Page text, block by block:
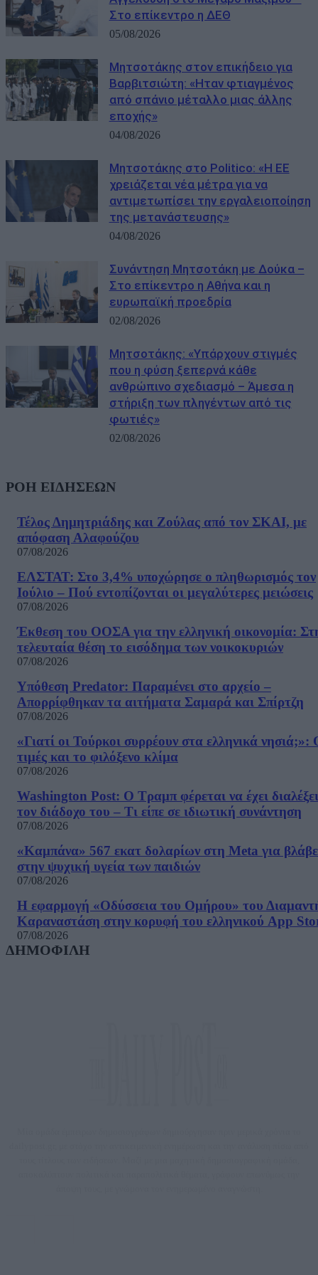
Στο επίκεντρο η ΔΕΘ
05/08/2026
Μητσοτάκης στον επικήδειο για
Βαρβιτσιώτη: «Ηταν φτιαγμένος
από σπάνιο μέταλλο μιας άλλης
εποχής»
04/08/2026
Μητσοτάκης στο Politico: «Η ΕΕ
χρειάζεται νέα μέτρα για να
αντιμετωπίσει την εργαλειοποίηση
της μετανάστευσης»
04/08/2026
Συνάντηση Μητσοτάκη με Δούκα –
Στο επίκεντρο η Αθήνα και η
ευρωπαϊκή προεδρία
02/08/2026
Μητσοτάκης: «Υπάρχουν στιγμές
που η φύση ξεπερνά κάθε
ανθρώπινο σχεδιασμό – Άμεσα η
στήριξη των πληγέντων από τις
φωτιές»
02/08/2026
ΡΟΗ ΕΙΔΗΣΕΩΝ
Τέλος Δημητριάδης και Ζούλας από τον ΣΚΑΙ, με
απόφαση Αλαφούζου
07/08/2026
ΕΛΣΤΑΤ: Στο 3,4% υποχώρησε ο πληθωρισμός τον
Ιούλιο – Πού εντοπίζονται οι μεγαλύτερες μειώσεις
07/08/2026
Έκθεση του ΟΟΣΑ για την ελληνική οικονομία:
τελευταία θέση το εισόδημα των νοικοκυριών
07/08/2026
Υπόθεση Predator: Παραμένει στο αρχείο –
Απορρίφθηκαν τα αιτήματα Σαμαρά και Σπίρτζη
07/08/2026
«Γιατί οι Τούρκοι συρρέουν στα ελληνικά νησιά;»:
τιμές και το φιλόξενο κλίμα
07/08/2026
Washington Post: Ο Τραμπ φέρεται να έχει διαλέξει
τον διάδοχο του – Τι είπε σε ιδιωτική συνάντηση
07/08/2026
«Καμπάνα» 567 εκατ δολαρίων στη Meta για
στην ψυχική υγεία των παιδιών
07/08/2026
Η εφαρμογή «Οδύσσεια του Ομήρου» του
Καραναστάση στην κορυφή του ελληνικού App
07/08/2026
ΔΗΜΟΦΙΛΗ